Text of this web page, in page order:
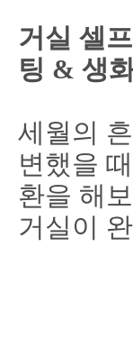
거실 셀
팅 & 생
세월의
변했을
환을 해
거실이